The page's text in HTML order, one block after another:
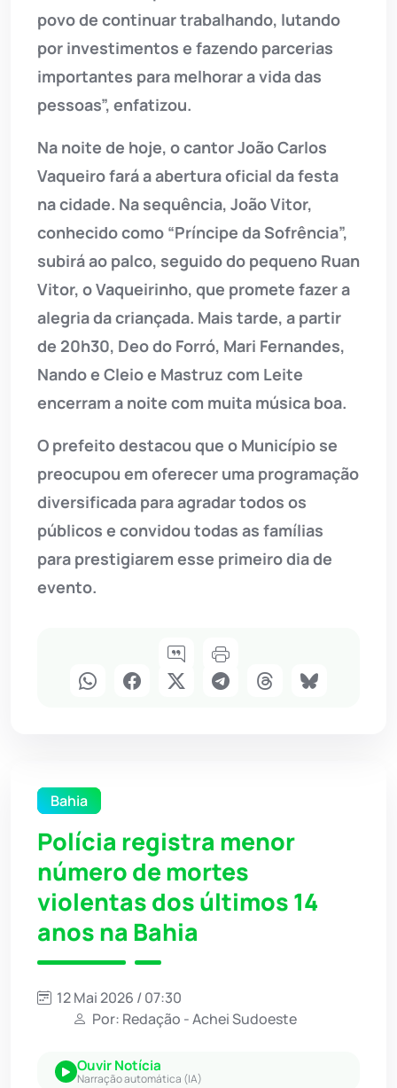
povo de continuar trabalhando, lutando
por investimentos e fazendo parcerias
importantes para melhorar a vida das
pessoas”, enfatizou.
Na noite de hoje, o cantor João Carlos
Vaqueiro fará a abertura oficial da festa
na cidade. Na sequência, João Vitor,
conhecido como “Príncipe da Sofrência”,
subirá ao palco, seguido do pequeno Ruan
Vitor, o Vaqueirinho, que promete fazer a
alegria da criançada. Mais tarde, a partir
de 20h30, Deo do Forró, Mari Fernandes,
Nando e Cleio e Mastruz com Leite
encerram a noite com muita música boa.
O prefeito destacou que o Município se
preocupou em oferecer uma programação
diversificada para agradar todos os
públicos e convidou todas as famílias
para prestigiarem esse primeiro dia de
evento.
Bahia
Polícia registra menor
número de mortes
violentas dos últimos 14
anos na Bahia
12 Mai 2026 / 07:30
Por: Redação - Achei Sudoeste
Ouvir Notícia
Narração automática (IA)